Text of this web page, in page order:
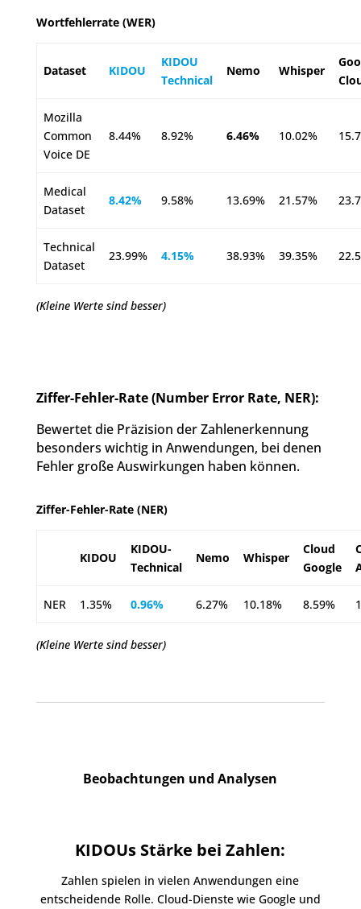
Wortfehlerrate (WER)
Dataset KIDOU
KIDOU
Technical
Nemo Whisper
Mozilla
Common
Voice DE
8.44% 8.92% 6.46% 10.02%
Medical
Dataset
8.42% 9.58% 13.69% 21.57%
Technical
Dataset
23.99% 4.15% 38.93% 39.35%
(Kleine Werte sind besser)
Ziffer-Fehler-Rate (Number Error Rate, NER):
Bewertet die Präzision der Zahlenerkennung
besonders wichtig in Anwendungen, bei denen
Fehler große Auswirkungen haben können.
Ziffer-Fehler-Rate (NER)
KIDOU
KIDOU-
Technical
Nemo Whisper
Cloud
Google
NER 1.35% 0.96% 6.27% 10.18% 8.59%
(Kleine Werte sind besser)
Beobachtungen und Analysen
KIDOUs Stärke bei Zahlen:
Zahlen spielen in vielen Anwendungen eine
entscheidende Rolle. Cloud-Dienste wie Google und